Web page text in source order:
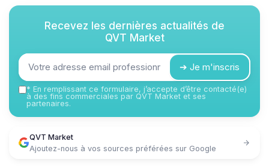
Recevez les dernières actualités de
QVT Market
➔ Je m'inscris
* En remplissant ce formulaire, j’accepte d’être contacté(e)
à des fins commerciales par QVT Market et ses
partenaires.
QVT Market
Ajoutez-nous à vos sources préférées sur Google